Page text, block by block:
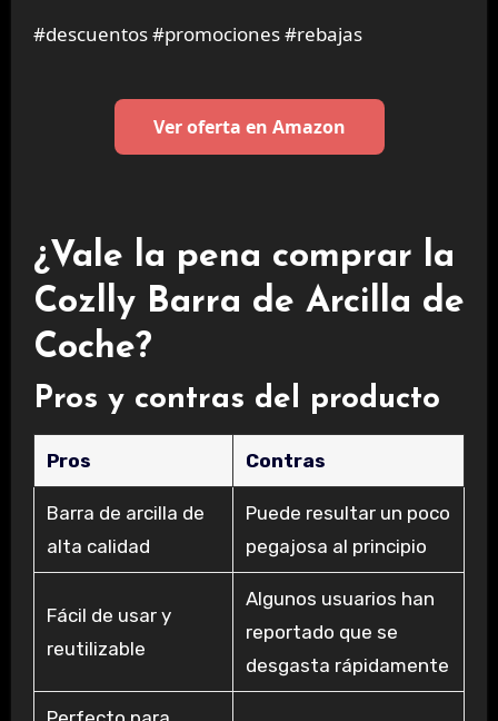
#descuentos #promociones #rebajas
Ver oferta en Amazon
¿Vale la pena comprar la
Cozlly Barra de Arcilla de
Coche?
Pros y contras del producto
Pros Contras
Barra de arcilla de
alta calidad
Puede resultar un poco
pegajosa al principio
Fácil de usar y
reutilizable
Algunos usuarios han
reportado que se
desgasta rápidamente